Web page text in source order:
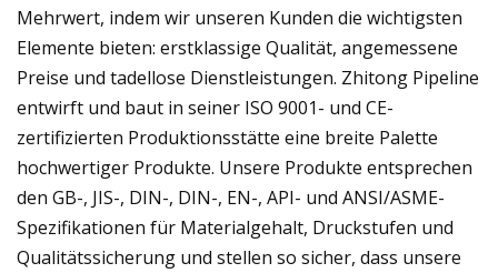
Mehrwert, indem wir unseren Kunden die wichtigsten
Elemente bieten: erstklassige Qualität, angemessene
Preise und tadellose Dienstleistungen. Zhitong Pipeline
entwirft und baut in seiner ISO 9001- und CE-
zertifizierten Produktionsstätte eine breite Palette
hochwertiger Produkte. Unsere Produkte entsprechen
den GB-, JIS-, DIN-, DIN-, EN-, API- und ANSI/ASME-
Spezifikationen für Materialgehalt, Druckstufen und
Qualitätssicherung und stellen so sicher, dass unsere